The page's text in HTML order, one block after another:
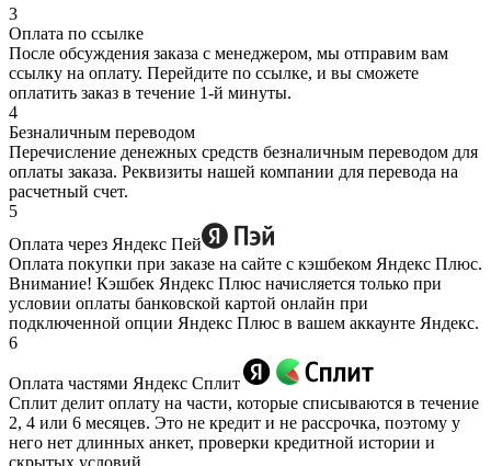
3
Оплата по ссылке
После обсуждения заказа с менеджером, мы отправим вам
ссылку на оплату. Перейдите по ссылке, и вы сможете
оплатить заказ в течение 1-й минуты.
4
Безналичным переводом
Перечисление денежных средств безналичным переводом для
оплаты заказа. Реквизиты нашей компании для перевода на
расчетный счет.
5
Оплата через Яндекс Пей
Оплата покупки при заказе на сайте с кэшбеком Яндекс Плюс.
Внимание! Кэшбек Яндекс Плюс начисляется только при
условии оплаты банковской картой онлайн при
подключенной опции Яндекс Плюс в вашем аккаунте Яндекс.
6
Оплата частями Яндекс Сплит
Сплит делит оплату на части, которые списываются в течение
2, 4 или 6 месяцев. Это не кредит и не рассрочка, поэтому у
него нет длинных анкет, проверки кредитной истории и
скрытых условий.